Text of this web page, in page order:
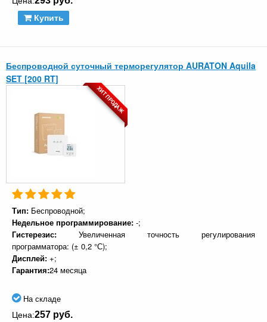
Купить
Беспроводной суточный терморегулятор AURATON Aquila
SET [200 RT]
ХИТ ПРОДАЖ
Тип: Беспроводной;
Недельное программирование: -;
Гистерезис: Увеличенная точность регулирования
программатора: (± 0,2 °С);
Дисплей: +;
Гарантия:24 месяца
На складе
Цена:257 руб.